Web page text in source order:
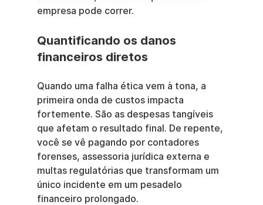
empresa pode correr.
Quantificando os danos
financeiros diretos
Quando uma falha ética vem à tona, a
primeira onda de custos impacta
fortemente. São as despesas tangíveis
que afetam o resultado final. De repente,
você se vê pagando por contadores
forenses, assessoria jurídica externa e
multas regulatórias que transformam um
único incidente em um pesadelo
financeiro prolongado.